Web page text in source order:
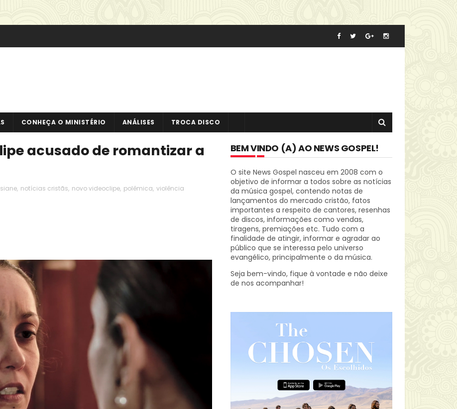
CONHEÇA O MINISTÉRIO ANÁLISES TROCA DISCO
acusado de romantizar a
, notícias cristãs, novo videoclipe, polêmica, violência
BEM VINDO (A) AO NEWS GOSPEL!
O site News Gospel nasceu em 2008 com o
objetivo de informar a todos sobre as notícias
da música gospel, contendo notas de
lançamentos do mercado cristão, fatos
importantes a respeito de cantores, resenhas
de discos, informações como vendas,
tiragens, premiações etc. Tudo com a
finalidade de atingir, informar e agradar ao
público que se interessa pelo universo
evangélico, principalmente o da música.
Seja bem-vindo, fique à vontade e não deixe
de nos acompanhar!